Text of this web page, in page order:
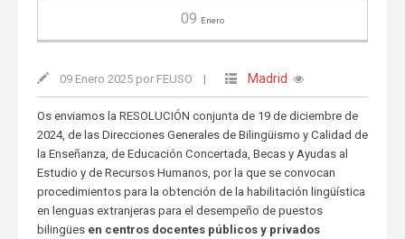
09 Enero
09 Enero 2025 por FEUSO | Madrid
Os enviamos la RESOLUCIÓN conjunta de 19 de diciembre de
2024, de las Direcciones Generales de Bilingüismo y Calidad de
la Enseñanza, de Educación Concertada, Becas y Ayudas al
Estudio y de Recursos Humanos, por la que se convocan
procedimientos para la obtención de la habilitación lingüística
en lenguas extranjeras para el desempeño de puestos
bilingües en centros docentes públicos y privados